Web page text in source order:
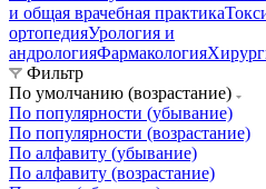
и общая врачебная практика
ортопедияУрология и
андрологияФармакология
Фильтр
По умолчанию (возрастание)
По популярности (убывание)
По популярности (возрастание)
По алфавиту (убывание)
По алфавиту (возрастание)